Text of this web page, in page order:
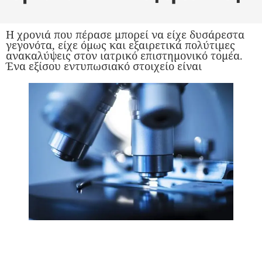
Η χρονιά που πέρασε μπορεί να είχε δυσάρεστα
γεγονότα, είχε όμως και εξαιρετικά πολύτιμες
ανακαλύψεις στον ιατρικό επιστημονικό τομέα.
Ένα εξίσου εντυπωσιακό στοιχείο είναι